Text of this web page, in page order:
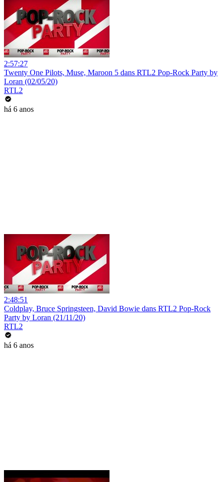
2:57:27
Twenty One Pilots, Muse, Maroon 5 dans RTL2 Pop-Rock Party by
Loran (02/05/20)
RTL2
há 6 anos
2:48:51
Coldplay, Bruce Springsteen, David Bowie dans RTL2 Pop-Rock
Party by Loran (21/11/20)
RTL2
há 6 anos